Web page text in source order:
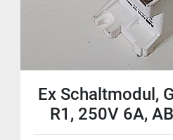
Ex Schaltmodul,
R1, 250V 6A,